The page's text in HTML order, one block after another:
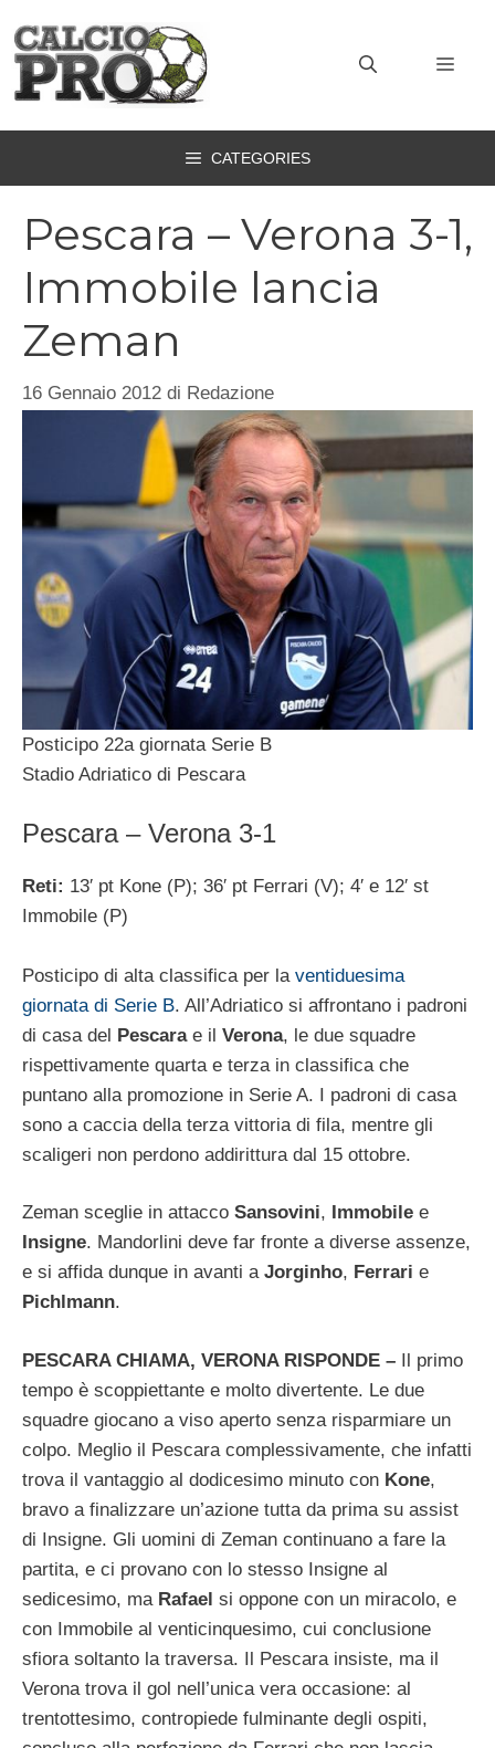
contenuto
CATEGORIES
Pescara – Verona 3-1,
Immobile lancia
Zeman
16 Gennaio 2012 di Redazione
Posticipo 22a giornata Serie B
Stadio Adriatico di Pescara
Pescara – Verona 3-1
Reti: 13′ pt Kone (P); 36′ pt Ferrari (V); 4′ e 12′ st
Immobile (P)
Posticipo di alta classifica per la ventiduesima
giornata di Serie B. All’Adriatico si affrontano i padroni
di casa del Pescarae il Verona, le due squadre
rispettivamente quarta e terza in classifica che
puntano alla promozione in Serie A. I padroni di casa
sono a caccia della terza vittoria di fila, mentre gli
scaligeri non perdono addirittura dal 15 ottobre.
Zeman sceglie in attacco Sansovini, Immobile e
Insigne. Mandorlini deve far fronte a diverse assenze,
e si affida dunque in avanti a Jorginho, Ferrari e
Pichlmann.
PESCARA CHIAMA, VERONA RISPONDE – Il primo
tempo è scoppiettante e molto divertente. Le due
squadre giocano a viso aperto senza risparmiare un
colpo. Meglio il Pescara complessivamente, che infatti
trova il vantaggio al dodicesimo minuto con Kone,
bravo a finalizzare un’azione tutta da prima su assist
di Insigne. Gli uomini di Zeman continuano a fare la
partita, e ci provano con lo stesso Insigne al
sedicesimo, ma Rafael si oppone con un miracolo, e
con Immobile al venticinquesimo, cui conclusione
sfiora soltanto la traversa. Il Pescara insiste, ma il
Verona trova il gol nell’unica vera occasione: al
trentottesimo, contropiede fulminante degli ospiti,